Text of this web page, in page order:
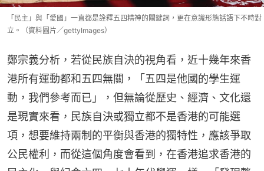
「民主」與「愛國」一直都是詮釋五四精神的關鍵詞，更在意識形態話語下不時對
立。（資料圖片／gettyImages）
鄭宗義分析，若從民族自決的視角看，近十幾年來香
港所有運動都和五四無關，「五四是他國的學生運
動，我們參考而已」，但無論從歷史、經濟、文化還
是現實來看，民族自決或獨立都不是香港的可能選
項，想要維持兩制的平衡與香港的獨特性，應該爭取
公民權利，而從這個角度會看到，在香港追求香港的